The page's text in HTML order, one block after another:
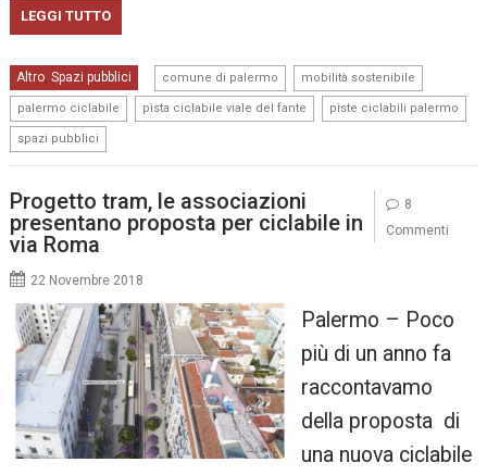
LEGGI TUTTO
Altro,Spazi pubblici comune di palermo mobilità sostenibile
palermo ciclabile pista ciclabile viale del fante piste ciclabili palermo
spazi pubblici
Progetto tram, le associazioni
presentano proposta per ciclabile in
via Roma
22 Novembre 2018
Palermo – Poco
più di un anno fa
raccontavamo
della proposta di
una nuova ciclabile
8
Commenti